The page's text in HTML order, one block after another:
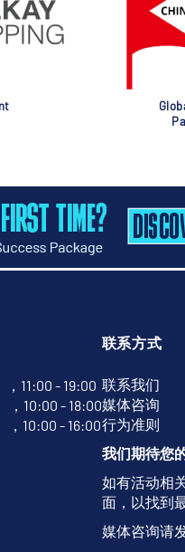
11:00 - 19:00
，10:00 - 18:00
，10:00 - 16:00
联系方式
联系我们
媒体咨询
行为准则
我们期待您
如有活动相
面，以找到
媒体咨询请